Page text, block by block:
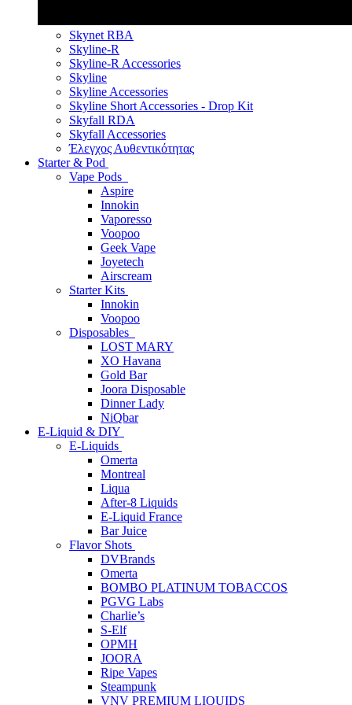
Skynet RBA
Skyline-R
Skyline-R Accessories
Skyline
Skyline Accessories
Skyline Short Accessories - Drop Kit
Skyfall RDA
Skyfall Accessories
Έλεγχος Αυθεντικότητας
Starter & Pod
Vape Pods
Aspire
Innokin
Vaporesso
Voopoo
Geek Vape
Joyetech
Airscream
Starter Kits
Innokin
Voopoo
Disposables
LOST MARY
XO Havana
Gold Bar
Joora Disposable
Dinner Lady
NiQbar
E-Liquid & DIY
E-Liquids
Omerta
Montreal
Liqua
After-8 Liquids
E-Liquid France
Bar Juice
Flavor Shots
DVBrands
Omerta
BOMBO PLATINUM TOBACCOS
PGVG Labs
Charlie’s
S-Elf
OPMH
JOORA
Ripe Vapes
Steampunk
VNV PREMIUM LIQUIDS